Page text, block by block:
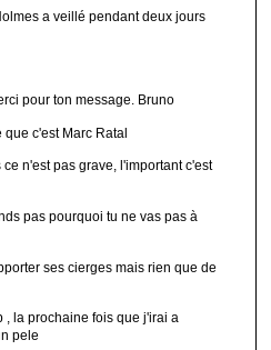
a veillé pendant deux jours
pour ton message. Bruno
que c'est Marc Ratal
ce n'est pas grave, l'important c'est
pas pourquoi tu ne vas pas à
ses cierges mais rien que de
, la prochaine fois que j'irai a
pele